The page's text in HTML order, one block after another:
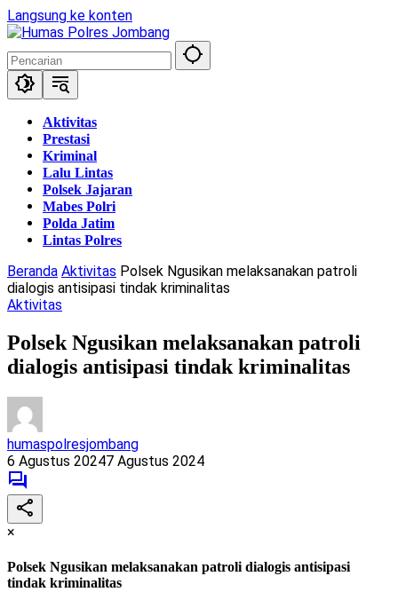
Langsung ke konten
Aktivitas
Prestasi
Kriminal
Lalu Lintas
Polsek Jajaran
Mabes Polri
Polda Jatim
Lintas Polres
Beranda Aktivitas Polsek Ngusikan melaksanakan patroli
dialogis antisipasi tindak kriminalitas
Aktivitas
Polsek Ngusikan melaksanakan patroli
dialogis antisipasi tindak kriminalitas
humaspolresjombang
6 Agustus 20247 Agustus 2024
×
Polsek Ngusikan melaksanakan patroli dialogis antisipasi
tindak kriminalitas